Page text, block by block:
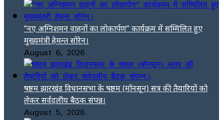
“नए अग्निशमन वाहनों का लोकार्पण” कार्यक्रम में सम्मिलित हुए
मुख्यमंत्री हेमन्त सोरेन।
August 6, 2026
षष्ठम झारखंड विधानसभा के षष्ठम (मॉनसून) सत्र की तैयारियों को
लेकर सर्वदलीय बैठक संपन्न।
August 5, 2026